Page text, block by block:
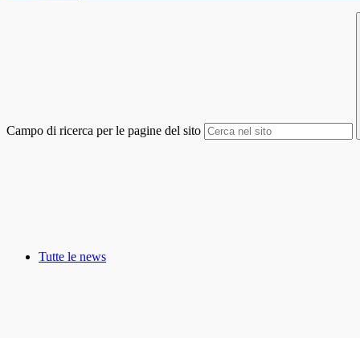
Campo di ricerca per le pagine del sito
Tutte le news